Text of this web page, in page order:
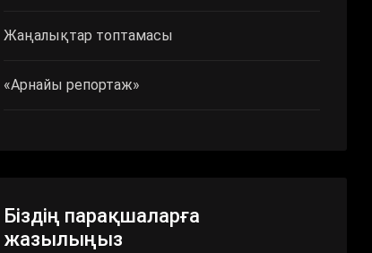
Жаңалықтар топтамасы
«Арнайы репортаж»
Біздің парақшаларға
жазылыңыз